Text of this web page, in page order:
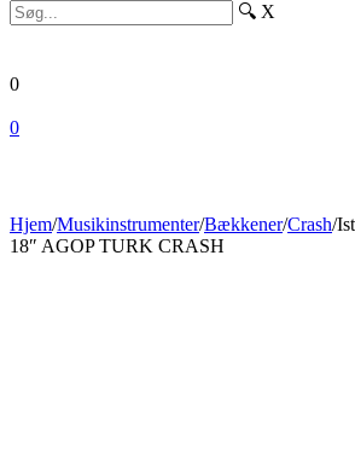
🔍 X
0
0
Hjem/Musikinstrumenter/Bækkener/Crash/
18″ AGOP TURK CRASH